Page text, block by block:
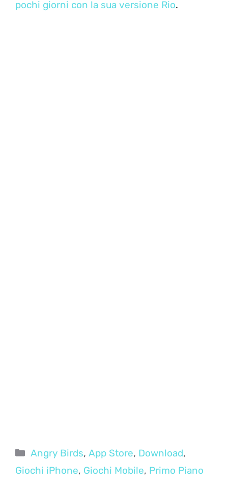
pochi giorni con la sua versione Rio.
Categorie
Angry Birds,App Store, Download,
Giochi iPhone, Giochi Mobile, Primo Piano